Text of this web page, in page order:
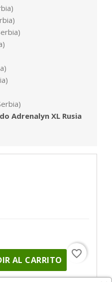
Adrenalyn XL Rusia
AL CARRITO
favorite_border